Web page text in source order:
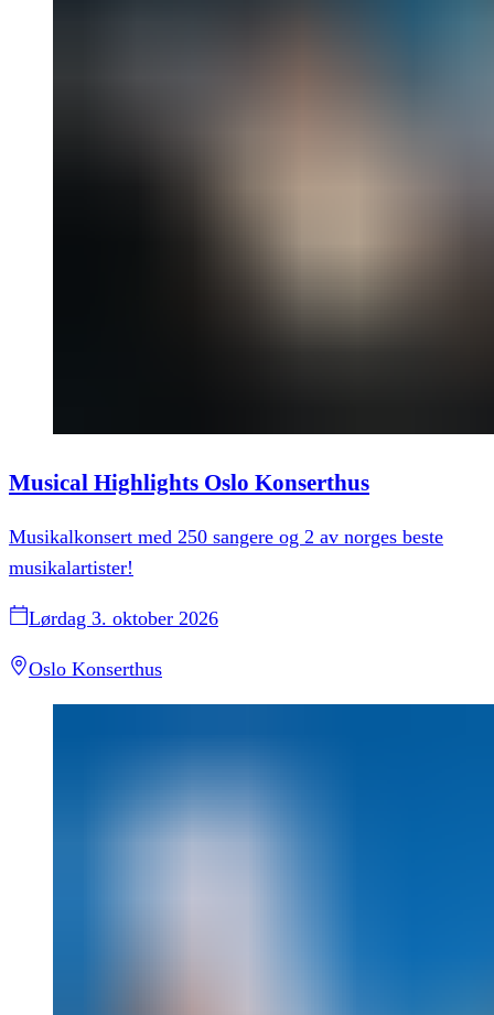
Musical Highlights Oslo Konserthus
Musikalkonsert med 250 sangere og 2 av norges beste
musikalartister!
Lørdag 3. oktober 2026
Oslo Konserthus